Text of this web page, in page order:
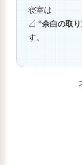
寝室は
📐 “余白の取
す。